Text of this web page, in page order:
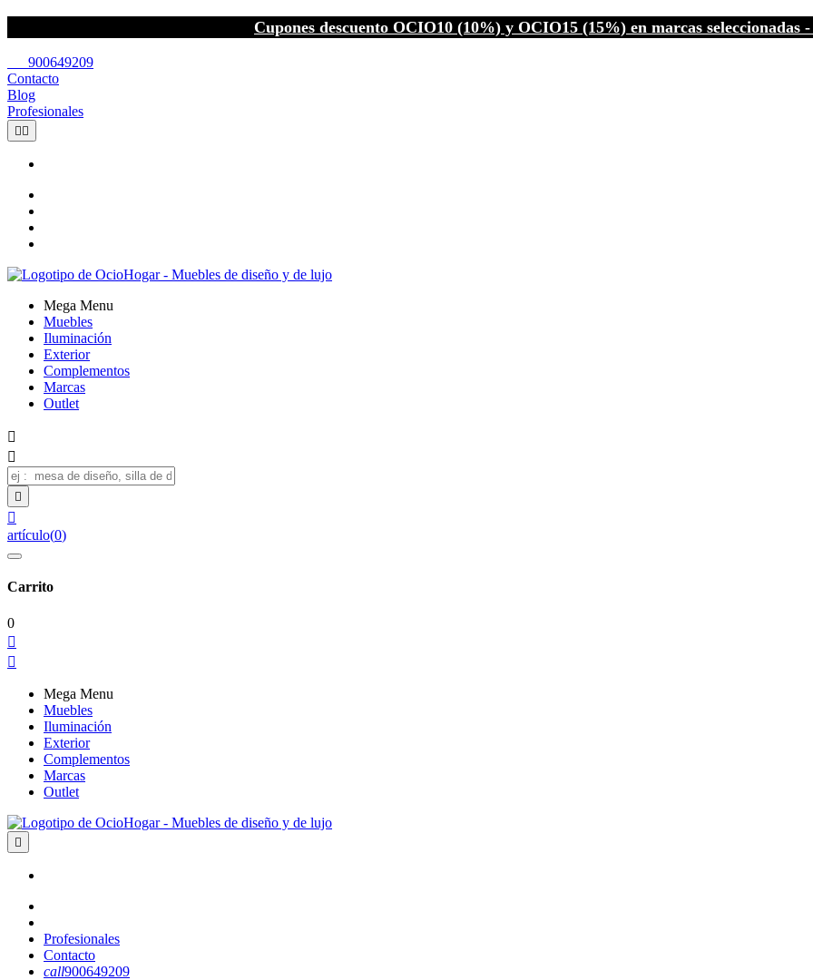
Cupones descuento OCIO10 (10%) y OCIO15 (15%) en marcas seleccionadas
900649209
Contacto
Blog
Profesionales
 
Mega Menu
Muebles
Iluminación
Exterior
Complementos
Marcas
Outlet




artículo(0)
Carrito
0


Mega Menu
Muebles
Iluminación
Exterior
Complementos
Marcas
Outlet

Profesionales
Contacto
call900649209